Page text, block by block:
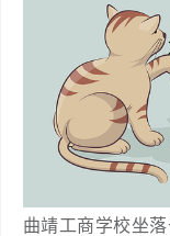
曲靖工商学校坐